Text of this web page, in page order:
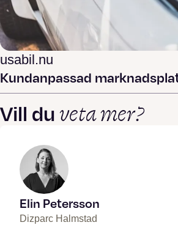
usabil.nu
Kundanpassad
Vill duveta mer?
Elin Petersson
Dizparc Halmstad